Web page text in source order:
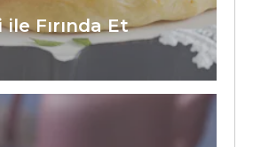
Fırında Et